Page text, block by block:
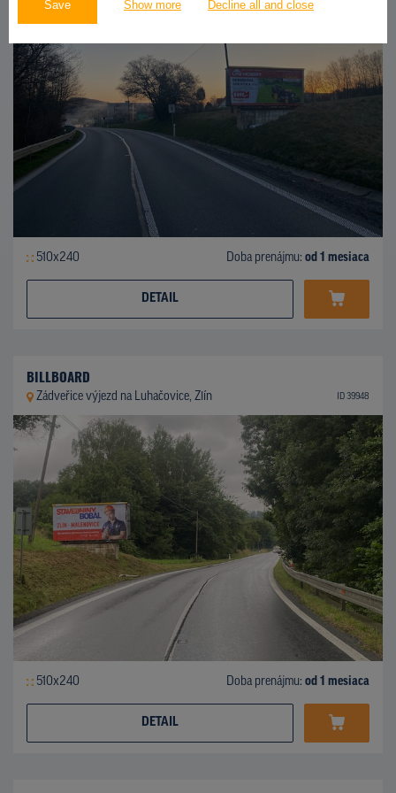
Save Show more Decline all and close
510x240 Doba prenájmu: od 1 mesiaca
DETAIL
BILLBOARD
Zádveřice výjezd na Luhačovice, Zlín ID 39948
510x240 Doba prenájmu: od 1 mesiaca
DETAIL